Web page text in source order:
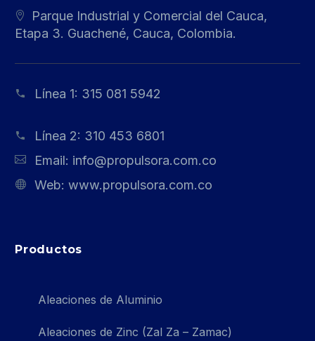
Parque Industrial y Comercial del Cauca,
Etapa 3. Guachené, Cauca, Colombia.
Línea 1: 315 081 5942
Línea 2: 310 453 6801
Email: info@propulsora.com.co
Web: www.propulsora.com.co
Productos
Aleaciones de Aluminio
Aleaciones de Zinc (Zal Za – Zamac)